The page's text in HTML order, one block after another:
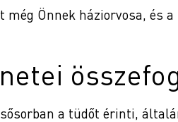
Önnek háziorvosa, és
a tüdőt érinti,